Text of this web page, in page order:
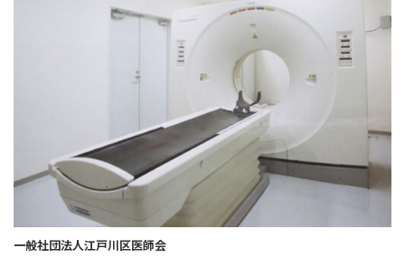
一般社団法人江戸川区医師会